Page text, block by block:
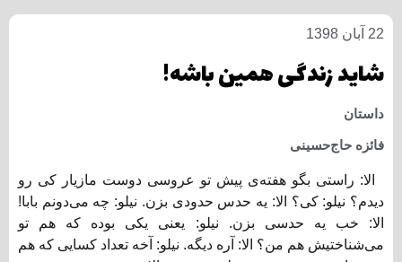
22 آبان 1398
شاید زندگی همین باشه!
داستان
فائزه حاج‌حسینی
الا: راستی بگو هفته‌ی پیش تو عروسی دوست مازیار کی رو
دیدم؟ نیلو: کی؟ الا: یه حدس حدودی بزن. نیلو: چه می‌دونم بابا!
الا: خب یه حدسی بزن. نیلو: یعنی یکی بوده که هم تو
می‌شناختیش هم من؟ الا: آره دیگه. نیلو: آخه تعداد کسایی که هم